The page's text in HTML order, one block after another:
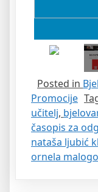
Posted in
Promocije
učitelj,
časopis za
nataša ljubić
ornela